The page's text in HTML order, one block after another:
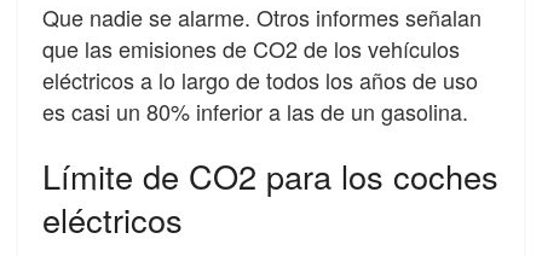
Que nadie se alarme. Otros informes señalan
que las emisiones de CO2 de los vehículos
eléctricos a lo largo de todos los años de uso
es casi un 80% inferior a las de un gasolina.
Límite de CO2 para los coches
eléctricos